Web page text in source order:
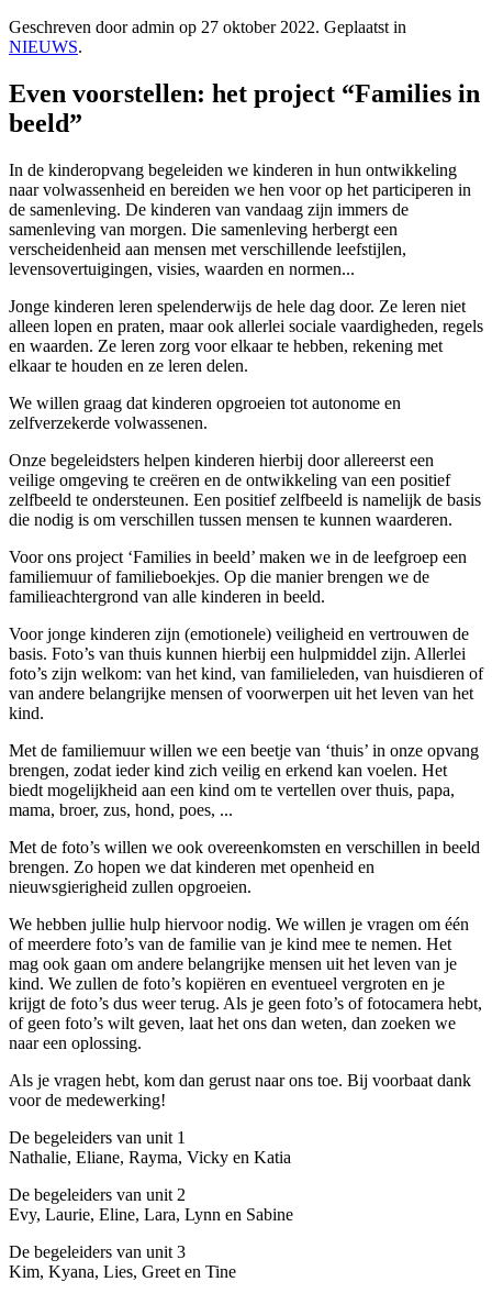
Geschreven door admin op 27 oktober 2022. Geplaatst in
NIEUWS.
Even voorstellen: het project “Families in
beeld”
In de kinderopvang begeleiden we kinderen in hun ontwikkeling
naar volwassenheid en bereiden we hen voor op het participeren in
de samenleving. De kinderen van vandaag zijn immers de
samenleving van morgen. Die samenleving herbergt een
verscheidenheid aan mensen met verschillende leefstijlen,
levensovertuigingen, visies, waarden en normen...
Jonge kinderen leren spelenderwijs de hele dag door. Ze leren niet
alleen lopen en praten, maar ook allerlei sociale vaardigheden, regels
en waarden. Ze leren zorg voor elkaar te hebben, rekening met
elkaar te houden en ze leren delen.
We willen graag dat kinderen opgroeien tot autonome en
zelfverzekerde volwassenen.
Onze begeleidsters helpen kinderen hierbij door allereerst een
veilige omgeving te creëren en de ontwikkeling van een positief
zelfbeeld te ondersteunen. Een positief zelfbeeld is namelijk de basis
die nodig is om verschillen tussen mensen te kunnen waarderen.
Voor ons project ‘Families in beeld’ maken we in de leefgroep een
familiemuur of familieboekjes. Op die manier brengen we de
familieachtergrond van alle kinderen in beeld.
Voor jonge kinderen zijn (emotionele) veiligheid en vertrouwen de
basis. Foto’s van thuis kunnen hierbij een hulpmiddel zijn. Allerlei
foto’s zijn welkom: van het kind, van familieleden, van huisdieren of
van andere belangrijke mensen of voorwerpen uit het leven van het
kind.
Met de familiemuur willen we een beetje van ‘thuis’ in onze opvang
brengen, zodat ieder kind zich veilig en erkend kan voelen. Het
biedt mogelijkheid aan een kind om te vertellen over thuis, papa,
mama, broer, zus, hond, poes, ...
Met de foto’s willen we ook overeenkomsten en verschillen in beeld
brengen. Zo hopen we dat kinderen met openheid en
nieuwsgierigheid zullen opgroeien.
We hebben jullie hulp hiervoor nodig. We willen je vragen om één
of meerdere foto’s van de familie van je kind mee te nemen. Het
mag ook gaan om andere belangrijke mensen uit het leven van je
kind. We zullen de foto’s kopiëren en eventueel vergroten en je
krijgt de foto’s dus weer terug. Als je geen foto’s of fotocamera hebt,
of geen foto’s wilt geven, laat het ons dan weten, dan zoeken we
naar een oplossing.
Als je vragen hebt, kom dan gerust naar ons toe. Bij voorbaat dank
voor de medewerking!
De begeleiders van unit 1
Nathalie, Eliane, Rayma, Vicky en Katia
De begeleiders van unit 2
Evy, Laurie, Eline, Lara, Lynn en Sabine
De begeleiders van unit 3
Kim, Kyana, Lies, Greet en Tine